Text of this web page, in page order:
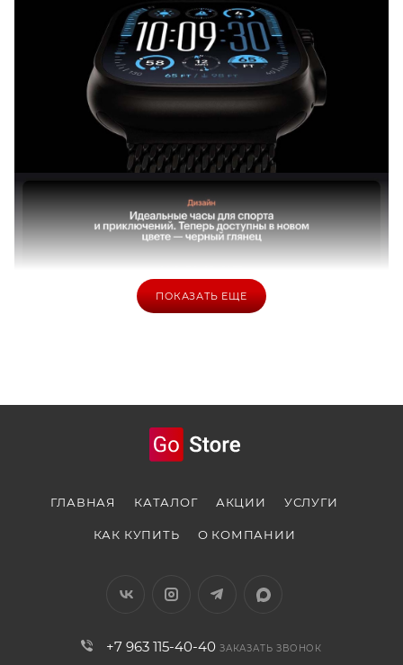
ПОКАЗАТЬ ЕЩЕ
ГЛАВНАЯ КАТАЛОГ АКЦИИ УСЛУГИ
КАК КУПИТЬ О КОМПАНИИ
+7 963 115-40-40 ЗАКАЗАТЬ ЗВОНОК